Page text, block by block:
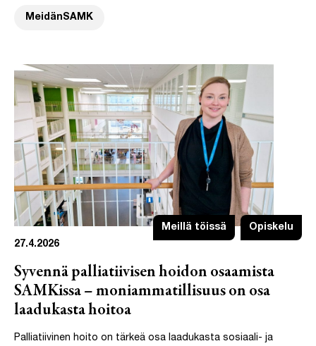
MeidänSAMK
Meillä töissä
Opiskelu
27.4.2026
Syvennä palliatiivisen hoidon osaamista
SAMKissa – moniammatillisuus on osa
laadukasta hoitoa
Palliatiivinen hoito on tärkeä osa laadukasta sosiaali- ja